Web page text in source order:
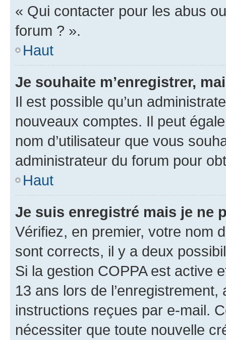
« Qui contacter pour les abus
forum ? ».
Haut
Je souhaite m’enregistrer,
Il est possible qu’un
nouveaux comptes. Il peut
nom d’utilisateur que vous
administrateur du forum pour
Haut
Je suis enregistré mais je ne
Vérifiez, en premier, votre nom
sont corrects, il y a deux
Si la gestion COPPA est active
13 ans lors de
instructions reçues par e-mail.
nécessiter que toute nouvelle